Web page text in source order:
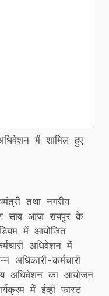
में शामिल हुए
तथा नगरीय
साव आज रायपुर के
में आयोजित
अधिवेशन में
अधिकारी-कर्मचारी
अधिवेशन का आयोजन
में ईव्ही फास्ट